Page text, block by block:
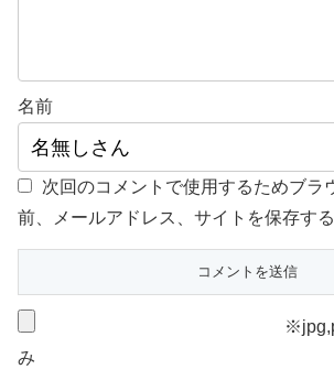
名前
次回のコメントで使用するためブラ
前、メールアドレス、サイトを保存する
み